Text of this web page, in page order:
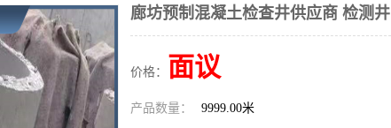
廊坊预制混凝土检查井供应商 检测井
价格： 面议
产品数量： 9999.00米